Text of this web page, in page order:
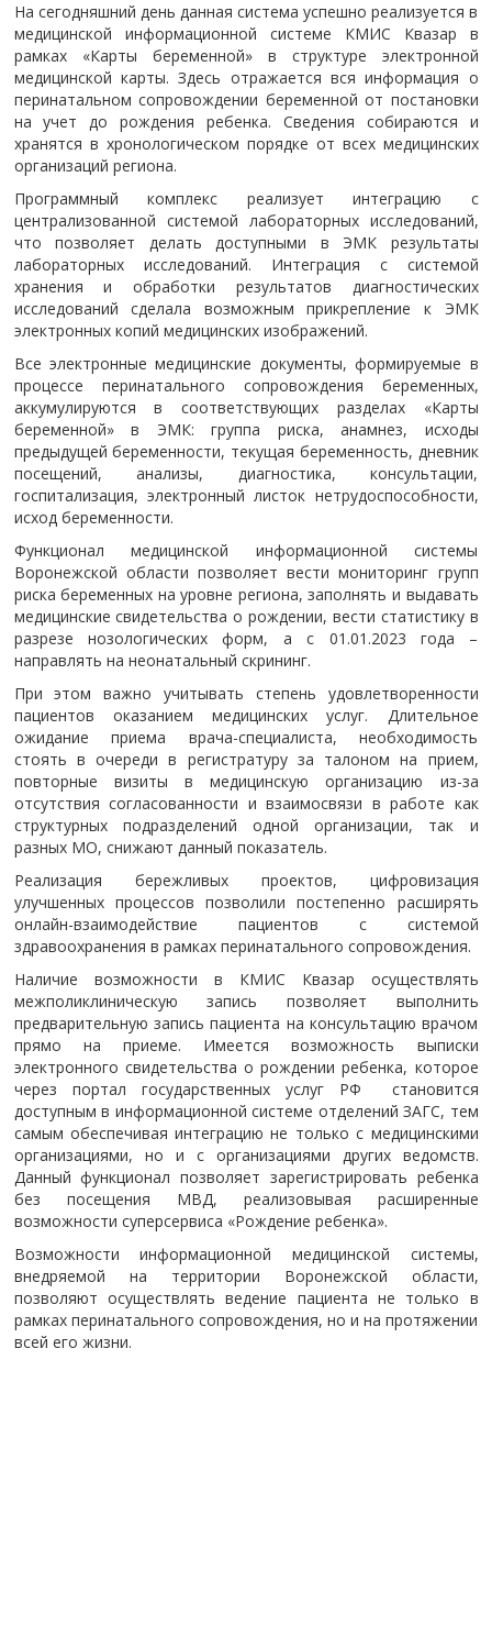
На сегодняшний день данная система успешно реализуется в
медицинской информационной системе КМИС Квазар в
рамках «Карты беременной» в структуре электронной
медицинской карты. Здесь отражается вся информация о
перинатальном сопровождении беременной от постановки
на учет до рождения ребенка. Сведения собираются и
хранятся в хронологическом порядке от всех медицинских
организаций региона.
Программный комплекс реализует интеграцию с
централизованной системой лабораторных исследований,
что позволяет делать доступными в ЭМК результаты
лабораторных исследований. Интеграция с системой
хранения и обработки результатов диагностических
исследований сделала возможным прикрепление к ЭМК
электронных копий медицинских изображений.
Все электронные медицинские документы, формируемые в
процессе перинатального сопровождения беременных,
аккумулируются в соответствующих разделах «Карты
беременной» в ЭМК: группа риска, анамнез, исходы
предыдущей беременности, текущая беременность, дневник
посещений, анализы, диагностика, консультации,
госпитализация, электронный листок нетрудоспособности,
исход беременности.
Функционал медицинской информационной системы
Воронежской области позволяет вести мониторинг групп
риска беременных на уровне региона, заполнять и выдавать
медицинские свидетельства о рождении, вести статистику в
разрезе нозологических форм, а с 01.01.2023 года –
направлять на неонатальный скрининг.
При этом важно учитывать степень удовлетворенности
пациентов оказанием медицинских услуг. Длительное
ожидание приема врача-специалиста, необходимость
стоять в очереди в регистратуру за талоном на прием,
повторные визиты в медицинскую организацию из-за
отсутствия согласованности и взаимосвязи в работе как
структурных подразделений одной организации, так и
разных МО, снижают данный показатель.
Реализация бережливых проектов, цифровизация
улучшенных процессов позволили постепенно расширять
онлайн-взаимодействие пациентов с системой
здравоохранения в рамках перинатального сопровождения.
Наличие возможности в КМИС Квазар осуществлять
межполиклиническую запись позволяет выполнить
предварительную запись пациента на консультацию врачом
прямо на приеме. Имеется возможность выписки
электронного свидетельства о рождении ребенка, которое
через портал государственных услуг РФ становится
доступным в информационной системе отделений ЗАГС, тем
самым обеспечивая интеграцию не только с медицинскими
организациями, но и с организациями других ведомств.
Данный функционал позволяет зарегистрировать ребенка
без посещения МВД, реализовывая расширенные
возможности суперсервиса «Рождение ребенка».
Возможности информационной медицинской системы,
внедряемой на территории Воронежской области,
позволяют осуществлять ведение пациента не только в
рамках перинатального сопровождения, но и на протяжении
всей его жизни.